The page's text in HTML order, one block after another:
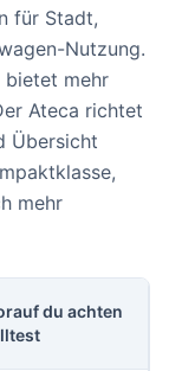
für Stadt,
Nutzung.
bietet mehr
Ateca richtet
Übersicht
mehr
du achten